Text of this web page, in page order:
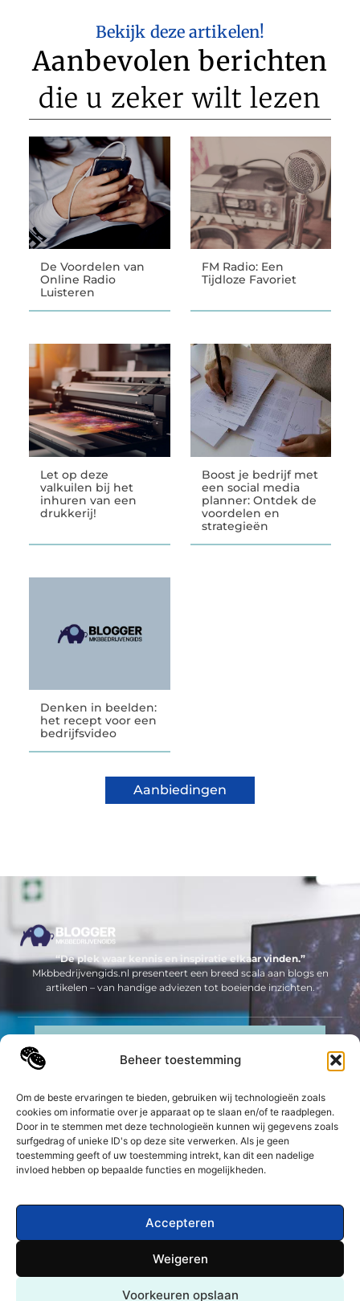
Beheer toestemming
Om de beste ervaringen te bieden, gebruiken wij technologieën zoals
cookies om informatie over je apparaat op te slaan en/of te raadplegen.
Door in te stemmen met deze technologieën kunnen wij gegevens zoals
surfgedrag of unieke ID's op deze site verwerken. Als je geen
toestemming geeft of uw toestemming intrekt, kan dit een nadelige
invloed hebben op bepaalde functies en mogelijkheden.
Accepteren
Weigeren
Voorkeuren opslaan
Top
Bekijk deze artikelen!
Aanbevolen berichten
die u zeker wilt lezen
De Voordelen van
Online Radio
Luisteren
FM Radio: Een
Tijdloze Favoriet
Let op deze
valkuilen bij het
inhuren van een
drukkerij!
Boost je bedrijf met
een social media
planner: Ontdek de
voordelen en
strategieën
Denken in beelden:
het recept voor een
bedrijfsvideo
Aanbiedingen
“De plek waar kennis en inspiratie elkaar vinden.”
Mkbbedrijvengids.nl presenteert een breed scala aan blogs en
artikelen – van handige adviezen tot boeiende inzichten.
Sitelinks
De best gelezen stukken op een rij
Tips voor thuis sporten
Hoeveel kost een whitepaper?
Kosten van kunststof kozijnen: wat u moet weten
Wat te doen in Wemmel België: Een gids voor de stad
Bericht categorie